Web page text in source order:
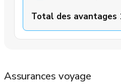
Total des avantages
Assurances voyage